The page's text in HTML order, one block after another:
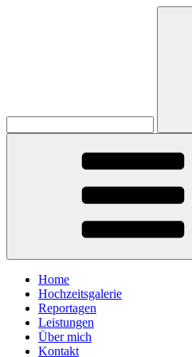
Home
Hochzeitsgalerie
Reportagen
Leistungen
Über mich
Kontakt